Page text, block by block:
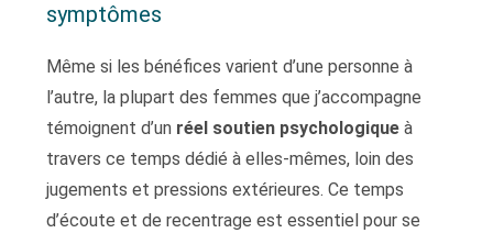
symptômes
Même si les bénéfices varient d’une personne à
l’autre, la plupart des femmes que j’accompagne
témoignent d’un réel soutien psychologique à
travers ce temps dédié à elles-mêmes, loin des
jugements et pressions extérieures. Ce temps
d’écoute et de recentrage est essentiel pour se